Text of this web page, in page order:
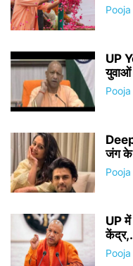
UP
युवाओं
जंग के
UP